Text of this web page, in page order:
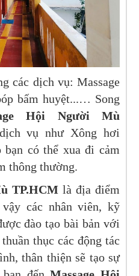
các dịch vụ: Massage
bấm huyệt...… Song
Hội Người Mù
vụ như Xông hơi
có thể xua đi cảm
thông thường.
TP.HCM là địa điểm
các nhân viên, kỹ
đào tạo bài bản với
thục các động tác
thân thiện sẽ tạo sự